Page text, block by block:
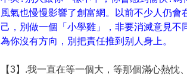
風氣也慢慢影響了創富網。以前不少人仍
己，別做一個「小學雞」，非要消滅意見
為你沒有方向，別把責任推到别人身上。
【3】.我一直在等一個大，等那個滿心熱